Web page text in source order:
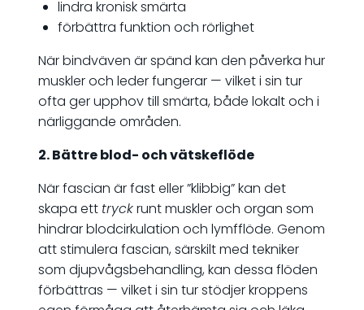
lindra kronisk smärta
förbättra funktion och rörlighet
När bindväven är spänd kan den påverka hur
muskler och leder fungerar — vilket i sin tur
ofta ger upphov till smärta, både lokalt och i
närliggande områden.
2. Bättre blod- och vätskeflöde
När fascian är fast eller ”klibbig” kan det
skapa ett tryckrunt muskler och organ som
hindrar blodcirkulation och lymfflöde. Genom
att stimulera fascian, särskilt med tekniker
som djupvågsbehandling, kan dessa flöden
förbättras — vilket i sin tur stödjer kroppens